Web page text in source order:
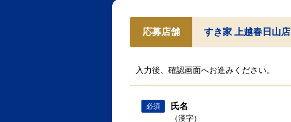
応募店舗 すき家 上越春日山店
入力後、確認画面へお進みください。
必須 氏名
（漢字）